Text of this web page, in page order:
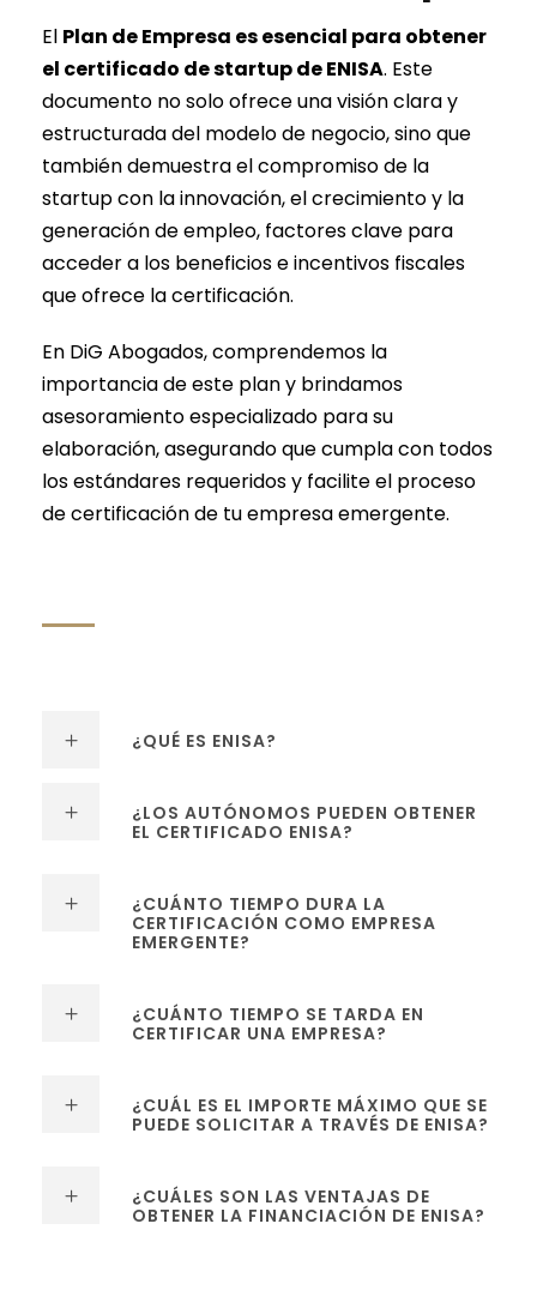
El Plan de Empresa es esencial para obtener
el certificado de startup de ENISA. Este
documento no solo ofrece una visión clara y
estructurada del modelo de negocio, sino que
también demuestra el compromiso de la
startup con la innovación, el crecimiento y la
generación de empleo, factores clave para
acceder a los beneficios e incentivos fiscales
que ofrece la certificación.
En DiG Abogados, comprendemos la
importancia de este plan y brindamos
asesoramiento especializado para su
elaboración, asegurando que cumpla con todos
los estándares requeridos y facilite el proceso
de certificación de tu empresa emergente.
¿QUÉ ES ENISA?
¿LOS AUTÓNOMOS PUEDEN OBTENER
EL CERTIFICADO ENISA?
¿CUÁNTO TIEMPO DURA LA
CERTIFICACIÓN COMO EMPRESA
EMERGENTE?
¿CUÁNTO TIEMPO SE TARDA EN
CERTIFICAR UNA EMPRESA?
¿CUÁL ES EL IMPORTE MÁXIMO QUE SE
PUEDE SOLICITAR A TRAVÉS DE ENISA?
¿CUÁLES SON LAS VENTAJAS DE
OBTENER LA FINANCIACIÓN DE ENISA?